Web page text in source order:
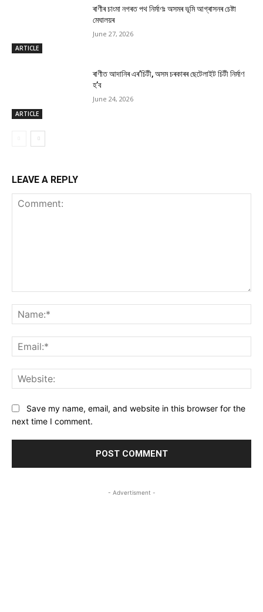
ARTICLE
ৰাণীৰ চাংমা নগৰত পথ নিৰ্মাণঃ অসমৰ ভূমি আগ্ৰাসনৰ চেষ্টা
মেঘালয়ৰ
June 27, 2026
ARTICLE
ৰাণীত আদানিৰ এৰ’চিটী, অসম চৰকাৰৰ ছেটেলাইট চিটী নিৰ্মাণ
হ’ব
June 24, 2026
LEAVE A REPLY
Save my name, email, and website in this browser for the
next time I comment.
- Advertisment -